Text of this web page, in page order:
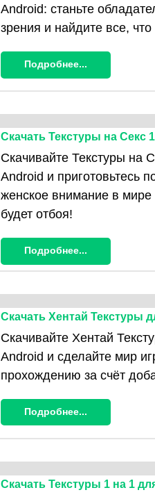
Android: станьте
зрения и найдите все,
Подробнее...
Скачать Текстуры на Секс
Скачивайте Текстуры на
Android и приготовьтесь
женское внимание в
будет отбоя!
Подробнее...
Скачать Хентай Текстуры
Скачивайте Хентай
Android и сделайте мир
прохождению за счёт
Подробнее...
Скачать Текстуры 1 на 1